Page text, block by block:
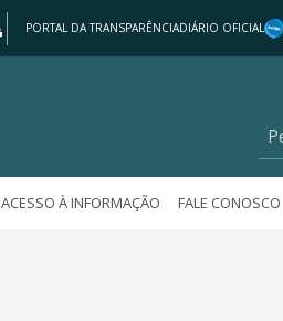
PORTAL DA TRANSPARÊNCIADIÁRIO OFICIAL
ACESSO À INFORMAÇÃO FALE CONOSCO